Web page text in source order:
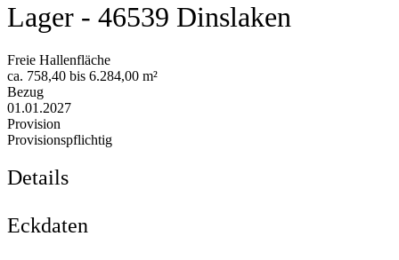
Lager - 46539 Dinslaken
Freie Hallenfläche
ca. 758,40 bis 6.284,00 m²
Bezug
01.01.2027
Provision
Provisionspflichtig
Details
Eckdaten